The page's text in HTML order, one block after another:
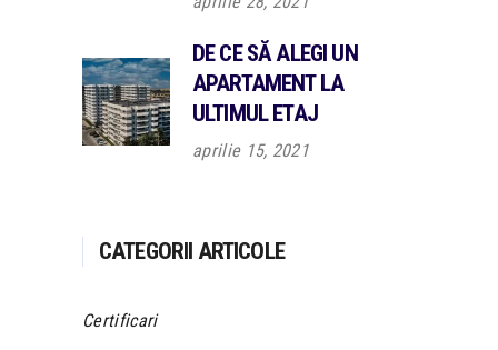
DE CE SĂ ALEGI UN
APARTAMENT LA
ULTIMUL ETAJ
aprilie 15, 2021
CATEGORII ARTICOLE
Certificari